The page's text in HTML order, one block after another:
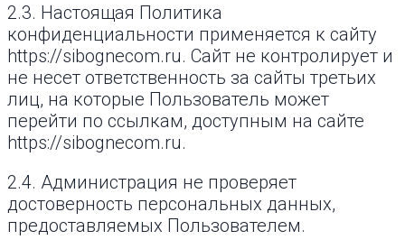
2.3. Настоящая Политика
конфиденциальности применяется к сайту
https://sibognecom.ru. Сайт не контролирует и
не несет ответственность за сайты третьих
лиц, на которые Пользователь может
перейти по ссылкам, доступным на сайте
https://sibognecom.ru.
2.4. Администрация не проверяет
достоверность персональных данных,
предоставляемых Пользователем.